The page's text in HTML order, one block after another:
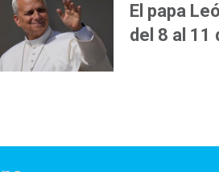
El papa
del 8 al 11